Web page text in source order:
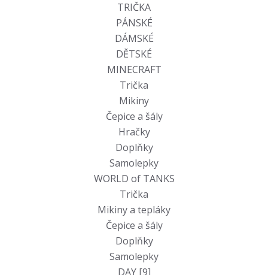
TRIČKA
PÁNSKÉ
DÁMSKÉ
DĚTSKÉ
MINECRAFT
Trička
Mikiny
Čepice a šály
Hračky
Doplňky
Samolepky
WORLD of TANKS
Trička
Mikiny a tepláky
Čepice a šály
Doplňky
Samolepky
DAY [9]